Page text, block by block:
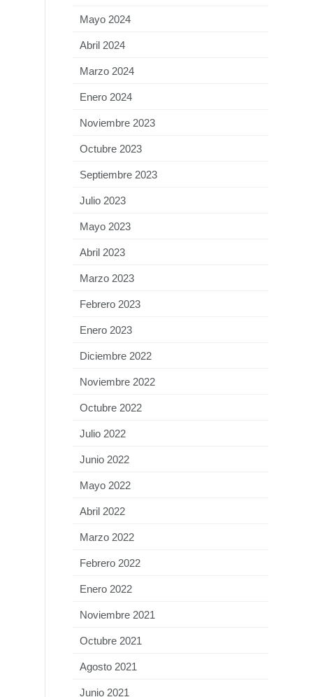
Mayo 2024
Abril 2024
Marzo 2024
Enero 2024
Noviembre 2023
Octubre 2023
Septiembre 2023
Julio 2023
Mayo 2023
Abril 2023
Marzo 2023
Febrero 2023
Enero 2023
Diciembre 2022
Noviembre 2022
Octubre 2022
Julio 2022
Junio 2022
Mayo 2022
Abril 2022
Marzo 2022
Febrero 2022
Enero 2022
Noviembre 2021
Octubre 2021
Agosto 2021
Junio 2021